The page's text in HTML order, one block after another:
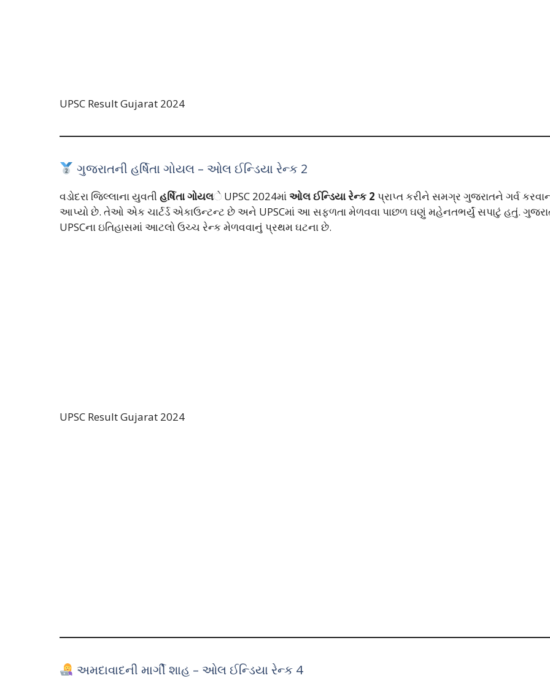
UPSC Result Gujarat 2024
ગુજરાતની હર્ષિતા ગોયલ – ઓલ ઈન્ડિયા રેન્ક 2
વડોદરા જિલ્લાના યુવતી હર્ષિતા ગોયલે UPSC 2024માંઓલ ઈન્ડિયા રેન્ક 2 પ્રાપ્ત કરીને સમગ્ર ગુજરાતને ગર્વ
આપ્યો છે. તેઓ એક ચાર્ટર્ડ એકાઉન્ટન્ટ છે અને UPSCમાં આ સફળતા મેળવવા પાછળ ઘણું મહેનતભર્યું સપાટું હતું.
UPSCના ઇતિહાસમાં આટલો ઉચ્ચ રેન્ક મેળવવાનું પ્રથમ ઘટના છે.
UPSC Result Gujarat 2024
અમદાવાદની માર્ગી શાહ – ઓલ ઈન્ડિયા રેન્ક 4